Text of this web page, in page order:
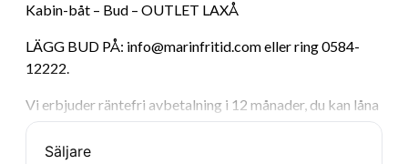
Kabin-båt – Bud – OUTLET LAXÅ
LÄGG BUD PÅ: info@marinfritid.com eller ring 0584-
12222.
Vi erbjuder räntefri avbetalning i 12 månader, du kan låna
upp till 100.000 kr per person, utan kontantinsats.
Säljare